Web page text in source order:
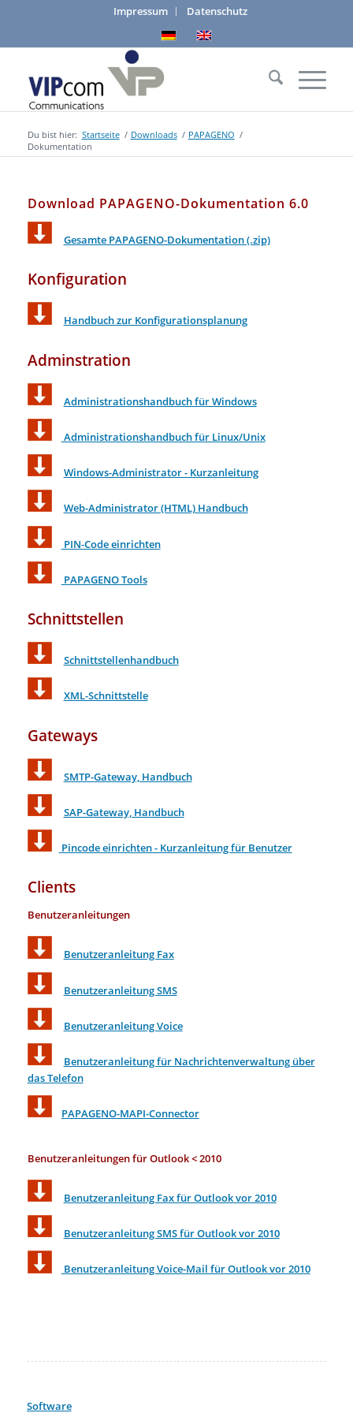
Impressum Datenschutz
Du bist hier: Startseite / Downloads / PAPAGENO /
Dokumentation
Download PAPAGENO-Dokumentation 6.0
Gesamte PAPAGENO-Dokumentation (.zip)
Konfiguration
Handbuch zur Konfigurationsplanung
Adminstration
Administrationshandbuch für Windows
Administrationshandbuch für Linux/Unix
Windows-Administrator - Kurzanleitung
Web-Administrator (HTML) Handbuch
PIN-Code einrichten
PAPAGENO Tools
Schnittstellen
Schnittstellenhandbuch
XML-Schnittstelle
Gateways
SMTP-Gateway, Handbuch
SAP-Gateway, Handbuch
Pincode einrichten - Kurzanleitung für B e nutzer
Clients
Benutzeranleitungen
Benutzeranleitung Fax
Benutzeranleitung SMS
Benutzeranleitung Voice
Benutzeranleitung für Nachrichtenverwaltung über
das Telefon
PAPAGENO-MAPI-Connector
Benutzeranleitungen für Outlook < 2010
Benutzeranleitung Fax für Outlook vor 2010
Benutzeranleitung SMS für Outlook vor 2010
Benutzeranleitung Voice-Mail für Outlook vor 2010
Software